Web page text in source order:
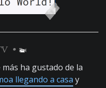
•
ha gustado de la
llegando a casa y